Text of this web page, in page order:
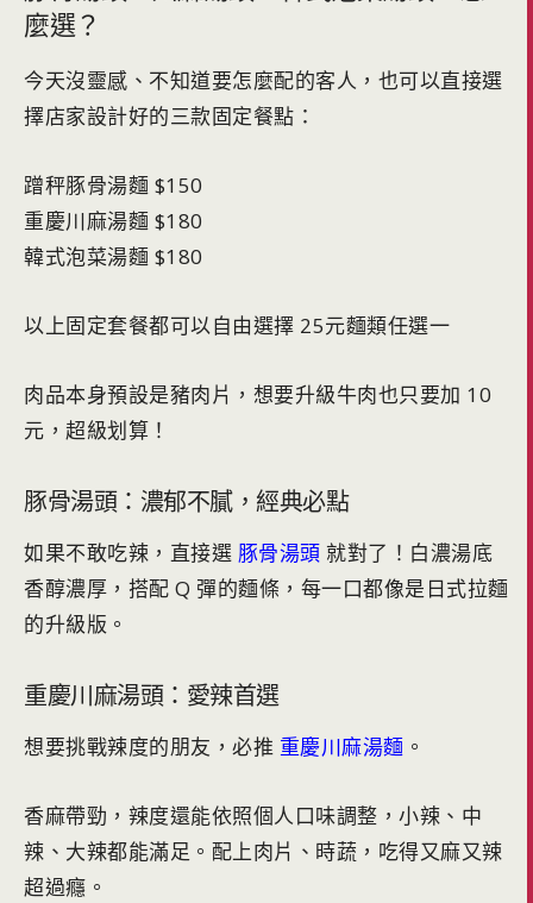
麼選？
今天沒靈感、不知道要怎麼配的客人，也可以直接選
擇店家設計好的三款固定餐點：
蹭秤豚骨湯麵 $150
重慶川麻湯麵 $180
韓式泡菜湯麵 $180
以上固定套餐都可以自由選擇 25元麵類任選一
肉品本身預設是豬肉片，想要升級牛肉也只要加 10
元，超級划算！
豚骨湯頭：濃郁不膩，經典必點
如果不敢吃辣，直接選 豚骨湯頭 就對了！白濃湯底
香醇濃厚，搭配 Q 彈的麵條，每一口都像是日式拉麵
的升級版。
重慶川麻湯頭：愛辣首選
想要挑戰辣度的朋友，必推 重慶川麻湯麵 。
香麻帶勁，辣度還能依照個人口味調整，小辣、中
辣、大辣都能滿足。配上肉片、時蔬，吃得又麻又辣
超過癮。